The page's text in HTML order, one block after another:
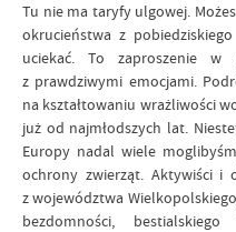
Tu nie ma taryfy ulgowej.
okrucieństwa z
uciekać. To zaproszenie w
z prawdziwymi emocjami.
na kształtowaniu wrażliwości
już od najmłodszych lat.
Europy nadal wiele
ochrony zwierząt. Aktywiści i
z województwa
bezdomności,